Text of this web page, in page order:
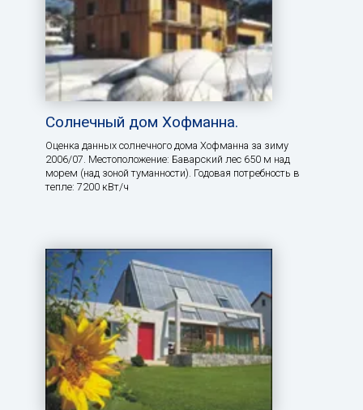
Солнечный дом Хофманна.
Оценка данных солнечного дома Хофманна за зиму
2006/07. Местоположение: Баварский лес 650 м над
морем (над зоной туманности). Годовая потребность в
тепле: 7200 кВт/ч